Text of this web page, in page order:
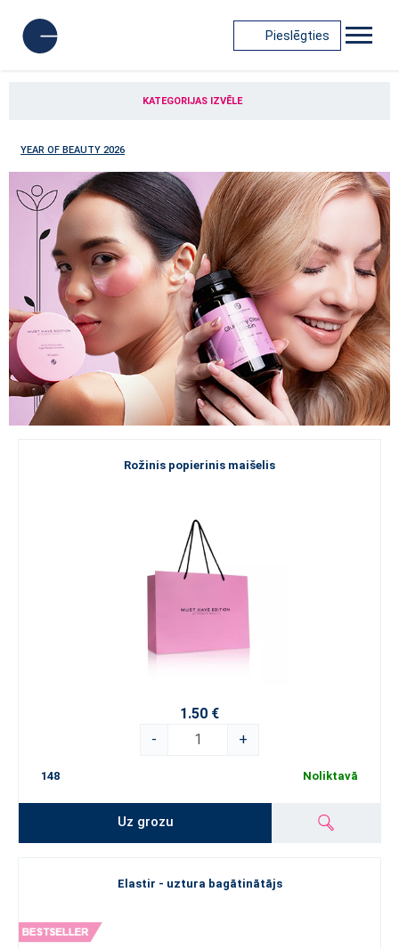
Pieslēgties
KATEGORIJAS IZVĒLE
YEAR OF BEAUTY 2026
Rožinis popierinis maišelis
1.50 €
-
+
148 Noliktavā
Uz grozu
Elastir - uztura bagātinātājs